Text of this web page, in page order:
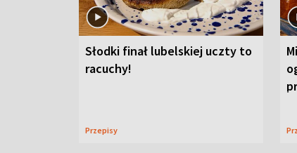
Słodki finał lubelskiej uczty to
racuchy!
Przepisy